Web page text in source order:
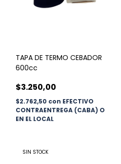
TAPA DE TERMO CEBADOR
600cc
$3.250,00
$2.762,50 con EFECTIVO
CONTRAENTREGA (CABA) O
EN EL LOCAL
SIN STOCK